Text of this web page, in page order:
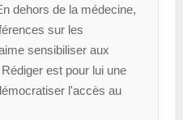
dehors de la médecine,
sur les
sensibiliser aux
est pour lui une
l'accès au